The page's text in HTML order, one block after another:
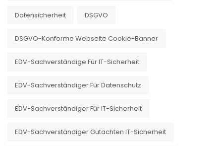
Datensicherheit DSGVO
DSGVO-Konforme Webseite Cookie-Banner
EDV-Sachverständige Für IT-Sicherheit
EDV-Sachverständiger Für Datenschutz
EDV-Sachverständiger Für IT-Sicherheit
EDV-Sachverständiger Gutachten IT-Sicherheit